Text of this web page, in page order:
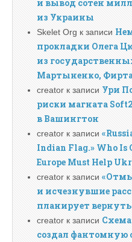
и вывод сотен
из Украины
Skelet Org к записи
прокладки Олега
из
Мартыненко,
creator к записи Ури
риски магната
в Вашингтон
creator к записи
Indian Flag.» Who Is
Europe Must Help
creator к записи
и исчезнувшие
планирует
creator к записи
создал фантомную